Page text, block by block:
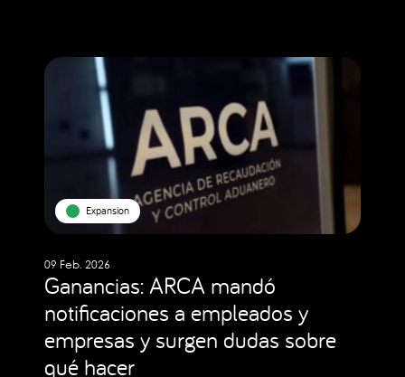
Expansion
09 Feb. 2026
Ganancias: ARCA mandó
notificaciones a empleados y
empresas y surgen dudas sobre
qué hacer